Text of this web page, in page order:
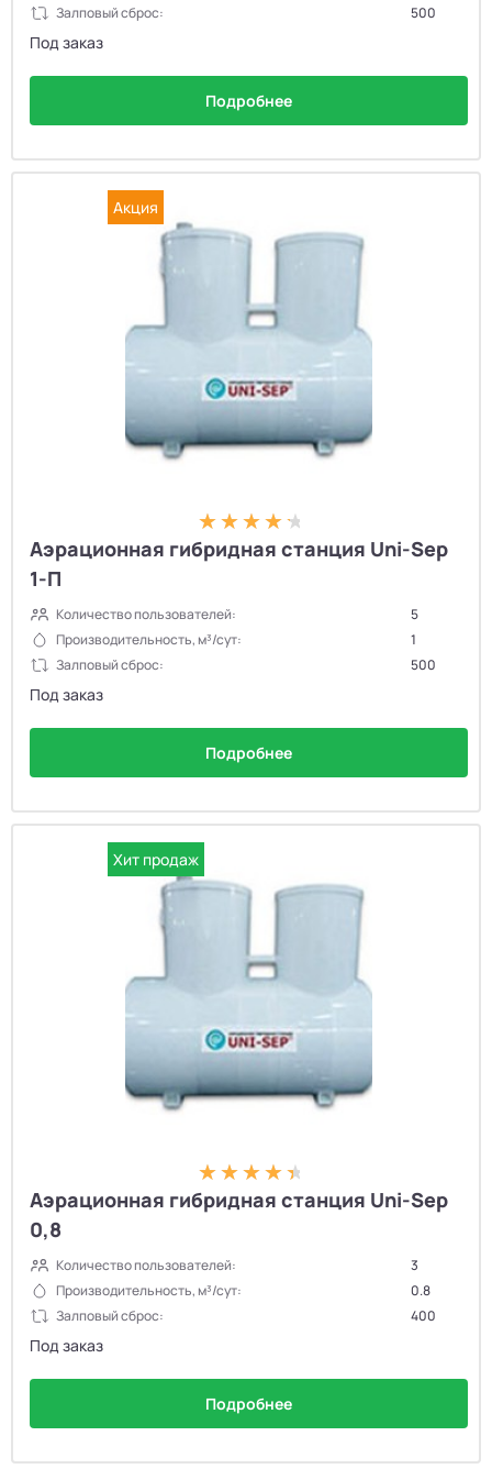
Залповый сброс: 500
Под заказ
Подробнее
Акция
Аэрационная гибридная станция Uni-Sep
1-П
Количество пользователей:
5
Производительность, м³/сут:
1
Залповый сброс:
500
Под заказ
Подробнее
Хит продаж
Аэрационная гибридная станция Uni-Sep
0,8
Количество пользователей:
3
Производительность, м³/сут:
0.8
Залповый сброс:
400
Под заказ
Подробнее